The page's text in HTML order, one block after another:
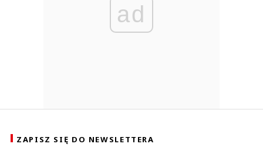
ad
ZAPISZ SIĘ DO NEWSLETTERA